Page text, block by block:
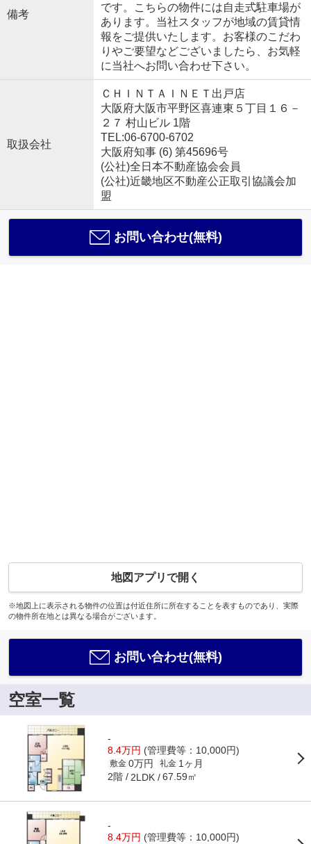
備考
です。こちらの物件には自走式駐車場が
あります。当社スタッフが地域の賃貸情
報をご提供いたします。お客様のこだわ
りやご要望などございましたら、お気軽
に当社へお問い合わせ下さい。
取扱会社
ＣＨＩＮＴＡＩＮＥＴ出戸店
大阪府大阪市平野区喜連東５丁目１６－
２７ 村山ビル 1階
TEL:06-6700-6702
大阪府知事 (6) 第45696号
(公社)全日本不動産協会会員
(公社)近畿地区不動産公正取引協議会加
盟
お問い合わせ(無料)
地図アプリで開く
※地図上に表示される物件の位置は付近住所に所在することを表すものであり、実際
の物件所在地とは異なる場合がございます。
お問い合わせ(無料)
空室一覧
-
8.4万円 (管理費等：10,000円)
敷金 0万円 礼金 1ヶ月
2階 2LDK 67.59㎡
-
8.4万円 (管理費等：10,000円)